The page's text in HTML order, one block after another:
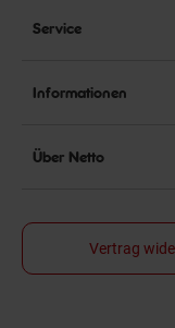
Service
Informationen
Über Netto
Vertrag